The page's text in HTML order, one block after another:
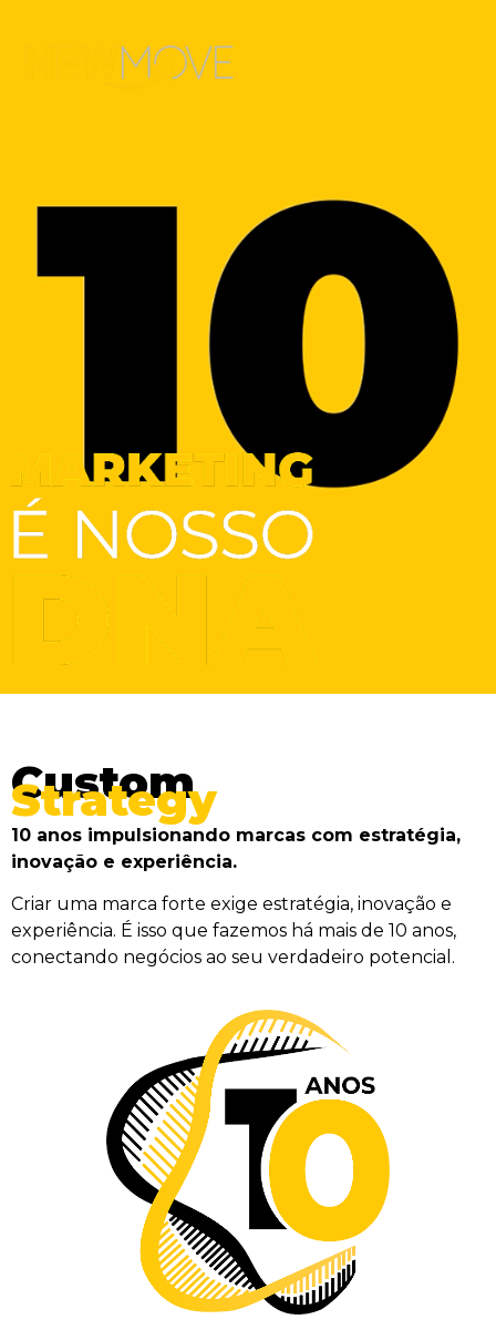
Custom
Strategy
10 anos impulsionando marcas com estratégia,
inovação e experiência.
Criar uma marca forte exige estratégia, inovação e
experiência. É isso que fazemos há mais de 10 anos,
conectando negócios ao seu verdadeiro potencial.